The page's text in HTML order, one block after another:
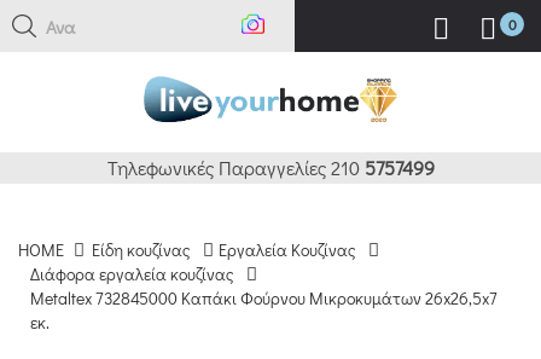
Αναζήτ 0
Τηλεφωνικές Παραγγελίες 210 5757499
HOME Είδη κουζίνας
Εργαλεία Κουζίνας
Διάφορα εργαλεία κουζίνας
Metaltex 732845000 Καπάκι Φούρνου Μικροκυμάτων 26x26,5x7
εκ.